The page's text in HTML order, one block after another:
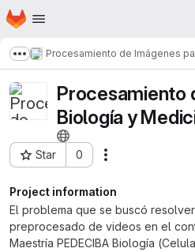
Skip to main content
Homepage
Show more breadcrumbs
Procesamiento de Imágenes
Procesamiento
Biología y
Star 0
Project ID: 11819
Project information
El problema que se buscó
preprocesado de videos en el
Maestría PEDECIBA Biología